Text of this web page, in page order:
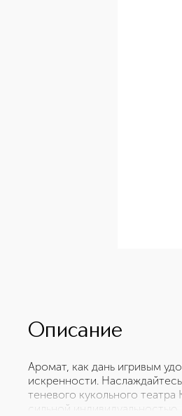
Описание
Аромат, как дань игривым
искренности.
теневого кукольного
сильной